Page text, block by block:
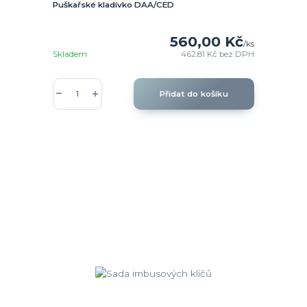
Puškařské kladívko DAA/CED
560,00 Kč/ks
462,81 Kč bez DPH
Skladem
Přidat do košíku